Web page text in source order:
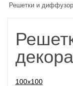
Решетки и
100x100